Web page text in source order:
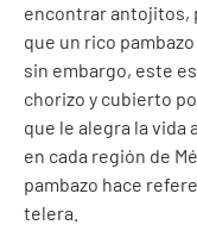
encontrar antojitos,
que un rico
sin embargo, este
chorizo y cubierto
que le alegra la vida
en cada región de
pambazo hace
telera.